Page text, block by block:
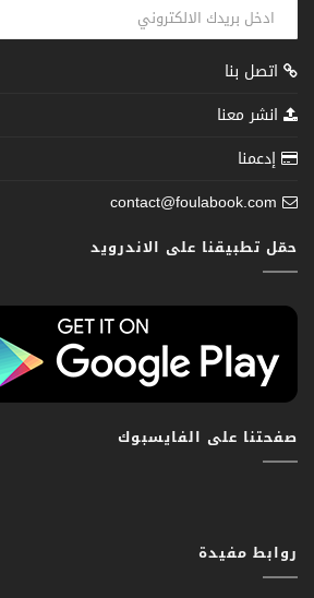
اتصل بنا
انشر معنا
إدعمنا
contact@foulabook.com
حمّل تطبيقنا على الاندرويد
صفحتنا على الفايسبوك
روابط مفيدة